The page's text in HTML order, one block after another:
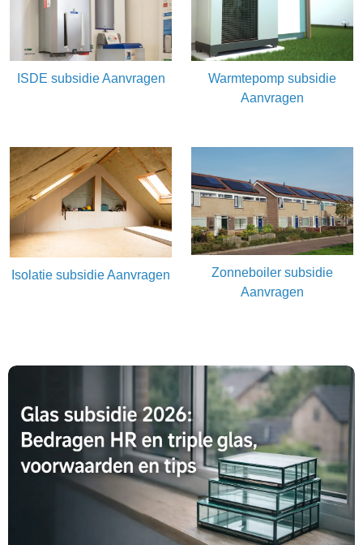
ISDE subsidie Aanvragen
Warmtepomp subsidie
Aanvragen
Isolatie subsidie Aanvragen
Zonneboiler subsidie
Aanvragen